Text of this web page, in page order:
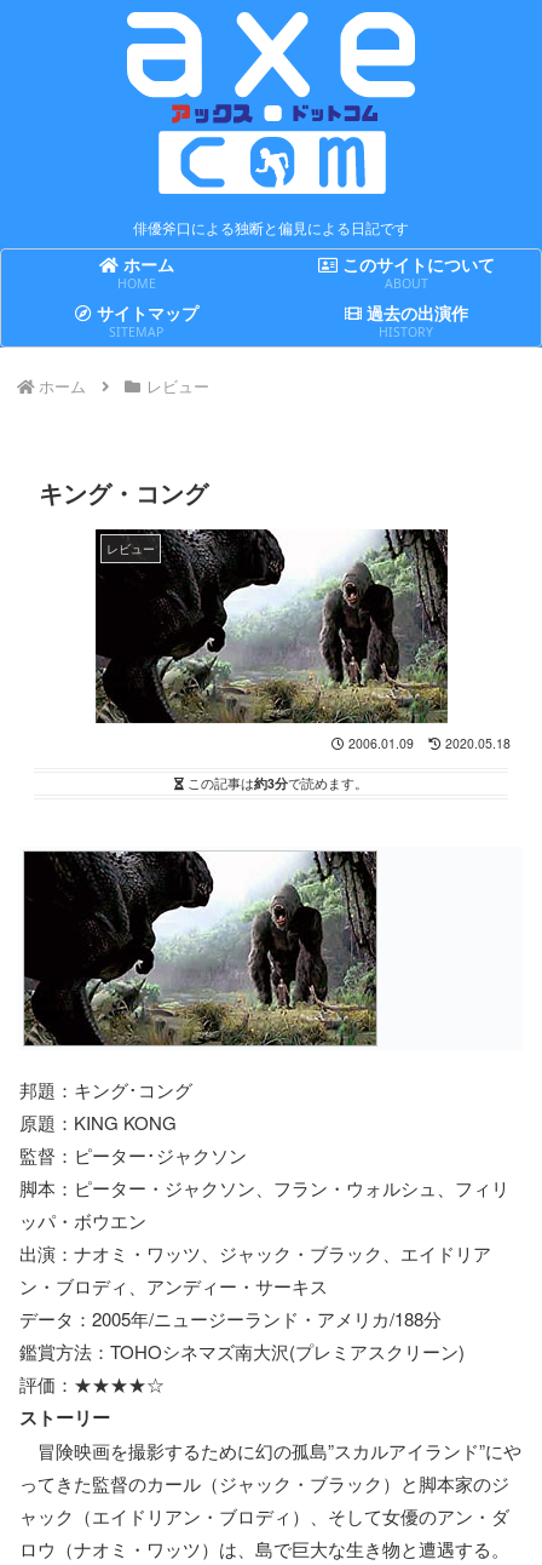
俳優斧口による独断と偏見による日記です
ホーム
HOME
このサイトについて
ABOUT
サイトマップ
SITEMAP
過去の出演作
HISTORY
ホーム レビュー
キング・コング
レビュー
2006.01.09 2020.05.18
この記事は約3分で読めます。
邦題：キング･コング
原題：KING KONG
監督：ピーター･ジャクソン
脚本：ピーター・ジャクソン、フラン・ウォルシュ、フィリ
ッパ・ボウエン
出演：ナオミ・ワッツ、ジャック・ブラック、エイドリア
ン・ブロディ、アンディー・サーキス
データ：2005年/ニュージーランド・アメリカ/188分
鑑賞方法：TOHOシネマズ南大沢(プレミアスクリーン)
評価：★★★★☆
ストーリー
冒険映画を撮影するために幻の孤島”スカルアイランド”にや
ってきた監督のカール（ジャック・ブラック）と脚本家のジ
ャック（エイドリアン・ブロディ）、そして女優のアン・ダ
ロウ（ナオミ・ワッツ）は、島で巨大な生き物と遭遇する。